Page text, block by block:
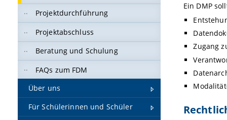
Projektdurchführung
Projektabschluss
Beratung und Schulung
FAQs zum FDM
Über uns
Für Schülerinnen und Schüler
Funding
Horizon
Ein DMP
Zugang